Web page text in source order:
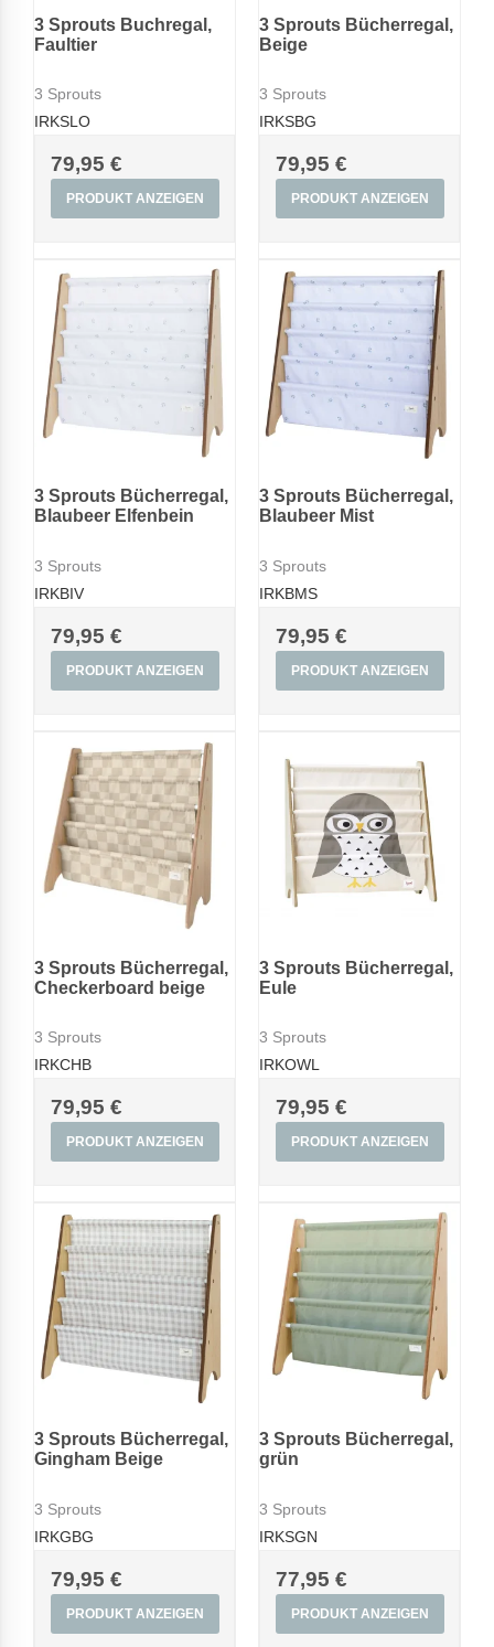
3 Sprouts Buchregal,
Faultier
3 Sprouts
IRKSLO
79,95 €
PRODUKT ANZEIGEN
3 Sprouts Bücherregal,
Beige
3 Sprouts
IRKSBG
79,95 €
PRODUKT ANZEIGEN
3 Sprouts Bücherregal,
Blaubeer Elfenbein
3 Sprouts
IRKBIV
79,95 €
PRODUKT ANZEIGEN
3 Sprouts Bücherregal,
Blaubeer Mist
3 Sprouts
IRKBMS
79,95 €
PRODUKT ANZEIGEN
3 Sprouts Bücherregal,
Checkerboard beige
3 Sprouts
IRKCHB
79,95 €
PRODUKT ANZEIGEN
3 Sprouts Bücherregal,
Eule
3 Sprouts
IRKOWL
79,95 €
PRODUKT ANZEIGEN
3 Sprouts Bücherregal,
Gingham Beige
3 Sprouts
IRKGBG
79,95 €
PRODUKT ANZEIGEN
3 Sprouts Bücherregal,
grün
3 Sprouts
IRKSGN
77,95 €
PRODUKT ANZEIGEN